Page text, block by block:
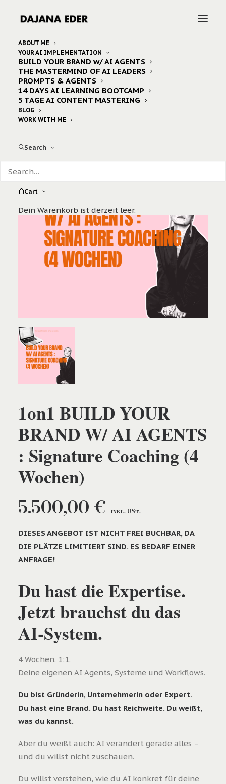
ABOUT ME
YOUR AI IMPLEMENTATION
BUILD YOUR BRAND w/ AI AGENTS
THE MASTERMIND OF AI LEADERS
PROMPTS & AGENTS
14 DAYS AI LEARNING BOOTCAMP
5 TAGE AI CONTENT MASTERING
BLOG
WORK WITH ME
Search
Cart
Dein Warenkorb ist derzeit leer.
Home
1on1 BUILD YOUR BRAND W/ AI AGENTS : Signature
Coaching (4 Wochen)
1on1 BUILD YOUR
BRAND W/ AI AGENTS
: Signature Coaching (4
Wochen)
5.500,00 € inkl. USt.
DIESES ANGEBOT IST NICHT FREI BUCHBAR, DA
DIE PLÄTZE LIMITIERT SIND. ES BEDARF EINER
ANFRAGE!
Du hast die Expertise.
Jetzt brauchst du das
AI-System.
4 Wochen. 1:1.
Deine eigenen AI Agents, Systeme und Workflows.
Du bist Gründerin, Unternehmerin oder Expert.
Du hast eine Brand. Du hast Reichweite. Du weißt,
was du kannst.
Aber du weißt auch: AI verändert gerade alles –
und du willst nicht zuschauen.
Du willst verstehen, wie du AI konkret für deine